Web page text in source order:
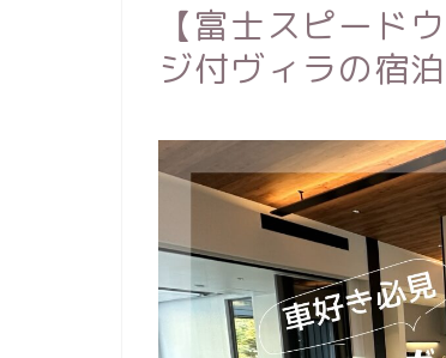
【富士スピード
ジ付ヴィラの宿